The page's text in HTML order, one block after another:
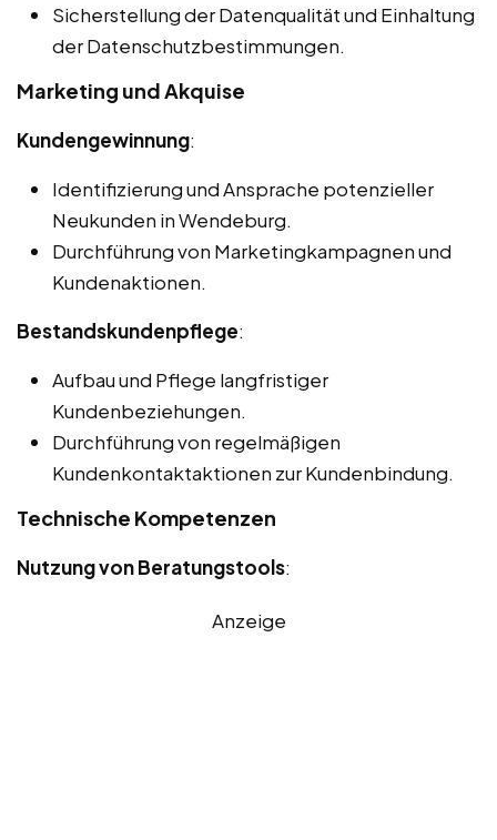
Sicherstellung der Datenqualität und Einhaltung
der Datenschutzbestimmungen.
Marketing und Akquise
Kundengewinnung:
Identifizierung und Ansprache potenzieller
Neukunden in Wendeburg.
Durchführung von Marketingkampagnen und
Kundenaktionen.
Bestandskundenpflege:
Aufbau und Pflege langfristiger
Kundenbeziehungen.
Durchführung von regelmäßigen
Kundenkontaktaktionen zur Kundenbindung.
Technische Kompetenzen
Nutzung von Beratungstools:
Anzeige